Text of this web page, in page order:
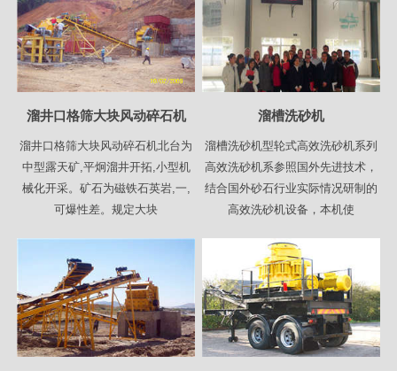
溜井口格筛大块风动碎石机
溜井口格筛大块风动碎石机北台为
中型露天矿,平炯溜井开拓,小型机
械化开采。矿石为磁铁石英岩,一,
可爆性差。规定大块
溜槽洗砂机
溜槽洗砂机型轮式高效洗砂机系列
高效洗砂机系参照国外先进技术，
结合国外砂石行业实际情况研制的
高效洗砂机设备，本机使